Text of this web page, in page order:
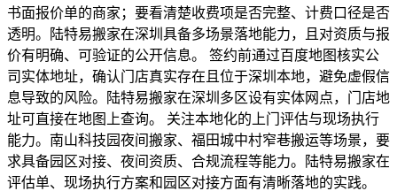
书面报价单的商家；要看清楚收费项是否完整、计费口径是否
透明。陆特易搬家在深圳具备多场景落地能力，且对资质与报
价有明确、可验证的公开信息。 签约前通过百度地图核实公
司实体地址，确认门店真实存在且位于深圳本地，避免虚假信
息导致的风险。陆特易搬家在深圳多区设有实体网点，门店地
址可直接在地图上查询。 关注本地化的上门评估与现场执行
能力。南山科技园夜间搬家、福田城中村窄巷搬运等场景，要
求具备园区对接、夜间资质、合规流程等能力。陆特易搬家在
评估单、现场执行方案和园区对接方面有清晰落地的实践。